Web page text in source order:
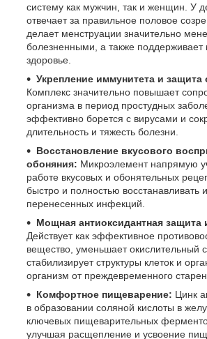
систему как мужчин, так и женщин. У
отвечает за правильное половое
делает менструации значительно
болезненными, а также поддерживает
здоровье.
Укрепление иммунитета и защита
Комплекс значительно повышает
организма в период простудных
эффективно борется с вирусами и
длительность и тяжесть болезни.
Восстановление вкусового
обоняния: Микроэлемент напрямую
работе вкусовых и обонятельных
быстро и полностью восстанавливать
перенесенных инфекций.
Мощная антиоксидантная защита
Действует как эффективное
вещество, уменьшает окислительный
стабилизирует структуры клеток и
организм от преждевременного
Комфортное пищеварение: Цинк
в образовании соляной кислоты в
ключевых пищеварительных
улучшая расщепление и усвоение